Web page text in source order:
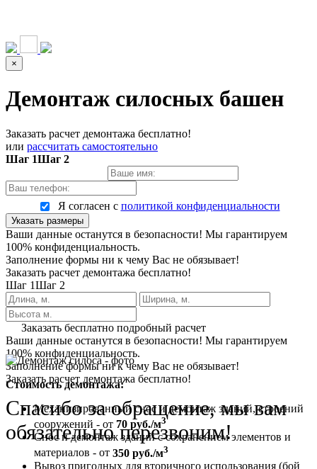
×
Демонтаж силосных башен
Заказать расчет демонтажа бесплатно!
или рассчитать самостоятельно
Шаг 1Шаг 2
Я согласен с политикой конфиденциальности
Указать размеры
Ваши данные останутся в безопасности! Мы гарантируем
100% конфиденциальность.
Заполнение формы ни к чему Вас не обязывает!
Заказать расчет демонтажа бесплатно!
Шаг 1Шаг 2
Заказать бесплатно подробный расчет
Ваши данные останутся в безопасности! Мы гарантируем
100% конфиденциальность.
Заполнение формы ни к чему Вас не обязывает!
Заказать расчет демонтажа бесплатно!
Спасибо за обращение, мы вам
обязательно перезвоним!
Стоимость демонтажа:
Механизированный снос и демонтаж зданий, строений
сооружений - от 70 руб./м3
Снос и демонтаж зданий с сохранением элементов и
материалов - от 350 руб./м3
Вывоз пригодных для вторичного использования (бой